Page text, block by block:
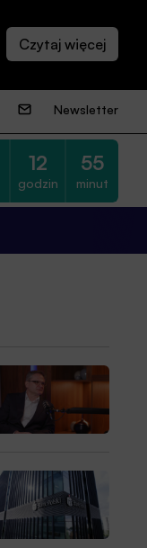
Newsletter
12
godzin
55
minut